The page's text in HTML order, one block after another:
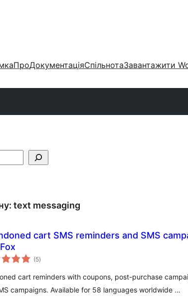
ПроДокументаціяСпільнотаЗавантажити
text messaging
cart SMS reminders and SMS
(5загальний
рейтинг
)
cart reminders with coupons, post-purchase
campaigns. Available for 58 languages worldwide …